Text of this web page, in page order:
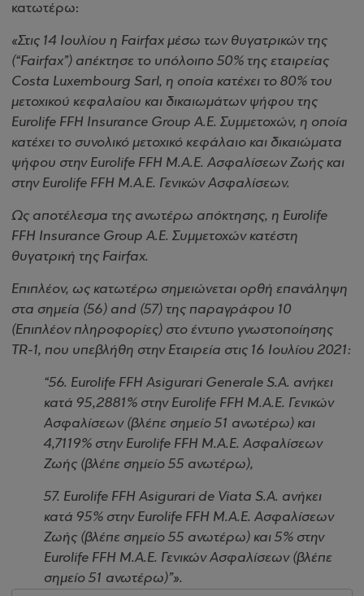
κατωτέρω:
«Στις 14 Ιουλίου η Fairfax μέσω των θυγατρικών της
(“Fairfax”) απέκτησε το υπόλοιπο 50% της εταιρείας
Costa Luxembourg Sarl, η οποία κατέχει το 80% του
μετοχικού κεφαλαίου και δικαιωμάτων ψήφου της
Eurolife FFH Insurance Group Α.Ε. Συμμετοχών, η οποία
κατέχει το συνολικό μετοχικό κεφάλαιο και δικαιώματα
ψήφου στην Eurolife FFH Μ.Α.Ε. Ασφαλίσεων Ζωής και
στην Eurolife FFH Μ.Α.Ε. Γενικών Ασφαλίσεων.
Ως αποτέλεσμα της ανωτέρω απόκτησης, η Eurolife
FFH Insurance Group A.E. Συμμετοχών κατέστη
θυγατρική της Fairfax.
Επιπλέον, ως κατωτέρω σημειώνεται ορθή επανάληψη
στα σημεία (56) and (57) της παραγράφου 10
(Επιπλέον πληροφορίες) στο έντυπο γνωστοποίησης
TR-1, που υπεβλήθη στην Εταιρεία στις 16 Ιουλίου 2021:
“56. Eurolife FFH Asigurari Generale S.A. ανήκει
κατά 95,2881% στην Eurolife FFH Μ.Α.Ε. Γενικών
Ασφαλίσεων (βλέπε σημείο 51 ανωτέρω) και
4,7119% στην Eurolife FFH Μ.Α.Ε. Ασφαλίσεων
Ζωής (βλέπε σημείο 55 ανωτέρω),
57. Eurolife FFH Asigurari de Viata S.A. ανήκει
κατά 95% στην Eurolife FFH Μ.Α.Ε. Ασφαλίσεων
Ζωής (βλέπε σημείο 55 ανωτέρω) και 5% στην
Eurolife FFH Μ.Α.Ε. Γενικών Ασφαλίσεων (βλέπε
σημείο 51 ανωτέρω)”».